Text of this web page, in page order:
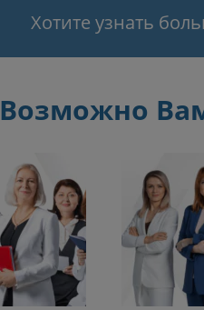
Хотите узнать
Возможно